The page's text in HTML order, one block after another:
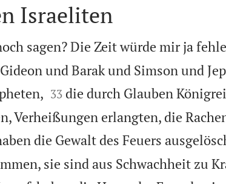
Israeliten
sagen? Die Zeit würde mir ja
und Barak und Simson und


33 die durch Glauben
Verheißungen erlangten, die
die Gewalt des Feuers
sie sind aus Schwachheit zu